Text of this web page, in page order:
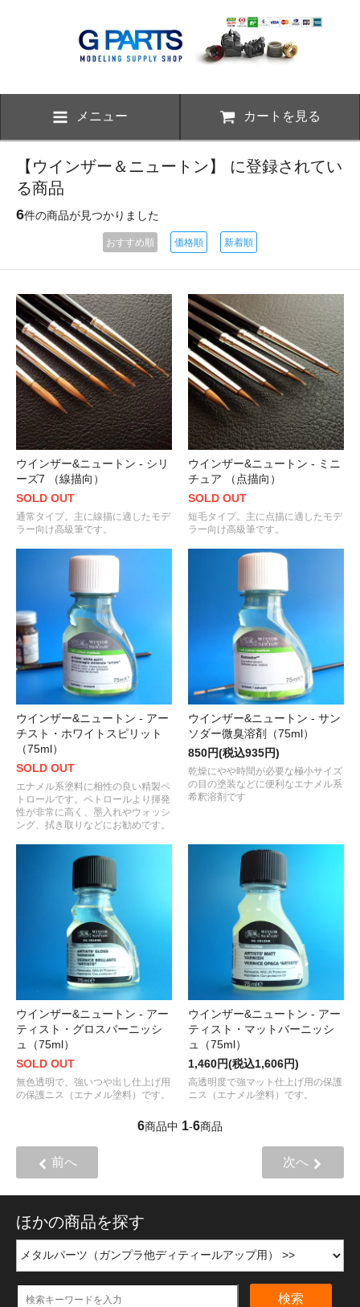
メニュー カートを見る
【ウインザー＆ニュートン】 に登録されてい
る商品
6件の商品が見つかりました
おすすめ順 価格順 新着順
ウインザー&ニュートン - シリ
ーズ7 （線描向）
SOLD OUT
通常タイプ。主に線描に適したモデ
ラー向け高級筆です。
ウインザー&ニュートン - ミニ
チュア （点描向）
SOLD OUT
短毛タイプ。主に点描に適したモデ
ラー向け高級筆です。
ウインザー&ニュートン - アー
チスト・ホワイトスピリット
（75ml）
SOLD OUT
エナメル系塗料に相性の良い精製ペ
トロールです。ペトロールより揮発
性が非常に高く、墨入れやウォッシ
ング、拭き取りなどにお勧めです。
ウインザー&ニュートン - サン
ソダー微臭溶剤（75ml）
850円(税込935円)
乾燥にやや時間が必要な極小サイズ
の目の塗装などに便利なエナメル系
希釈溶剤です
ウインザー&ニュートン - アー
ティスト・グロスバーニッシ
ュ（75ml）
SOLD OUT
無色透明で、強いつや出し仕上げ用
の保護ニス（エナメル塗料）です。
ウインザー&ニュートン - アー
ティスト・マットバーニッシ
ュ（75ml）
1,460円(税込1,606円)
高透明度で強マット仕上げ用の保護
ニス（エナメル塗料）です。
6商品中 1-6商品
前へ 次へ
ほかの商品を探す
検索